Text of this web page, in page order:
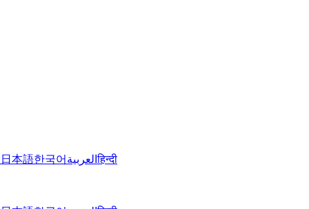
日本語한국어 العربيةहिन्दी